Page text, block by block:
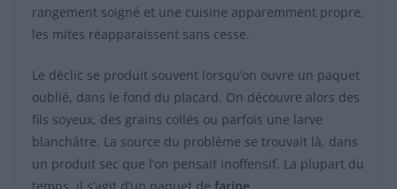
rangement soigné et une cuisine apparemment propre,
les mites réapparaissent sans cesse.
Le déclic se produit souvent lorsqu’on ouvre un paquet
oublié, dans le fond du placard. On découvre alors des
fils soyeux, des grains collés ou parfois une larve
blanchâtre. La source du problème se trouvait là, dans
un produit sec que l’on pensait inoffensif. La plupart du